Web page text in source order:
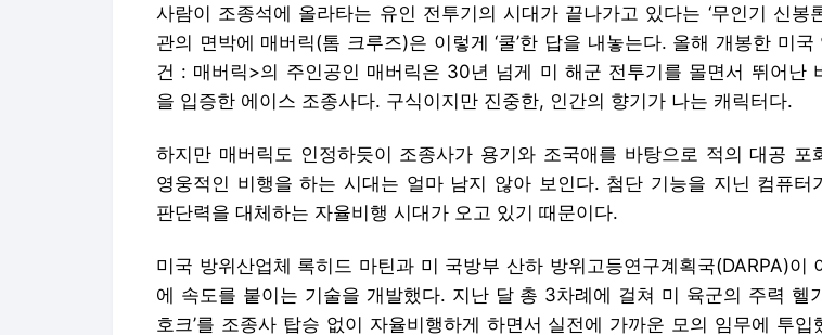
사람이 조종석에 올라타는 유인 전투기의 시대가 끝나가고 있다는 ‘무인기 신봉
관의 면박에 매버릭(톰 크루즈)은 이렇게 ‘쿨’한 답을 내놓는다. 올해 개봉한 미
건 : 매버릭>의 주인공인 매버릭은 30년 넘게 미 해군 전투기를 몰면서 뛰어난
을 입증한 에이스 조종사다. 구식이지만 진중한, 인간의 향기가 나는 캐릭터다.
하지만 매버릭도 인정하듯이 조종사가 용기와 조국애를 바탕으로 적의 대공 포
영웅적인 비행을 하는 시대는 얼마 남지 않아 보인다. 첨단 기능을 지닌 컴퓨터
판단력을 대체하는 자율비행 시대가 오고 있기 때문이다.
미국 방위산업체 록히드 마틴과 미 국방부 산하 방위고등연구계획국(DARPA)이
에 속도를 붙이는 기술을 개발했다. 지난 달 총 3차례에 걸쳐 미 육군의 주력 헬
호크’를 조종사 탑승 없이 자율비행하게 하면서 실전에 가까운 모의 임무에 투입